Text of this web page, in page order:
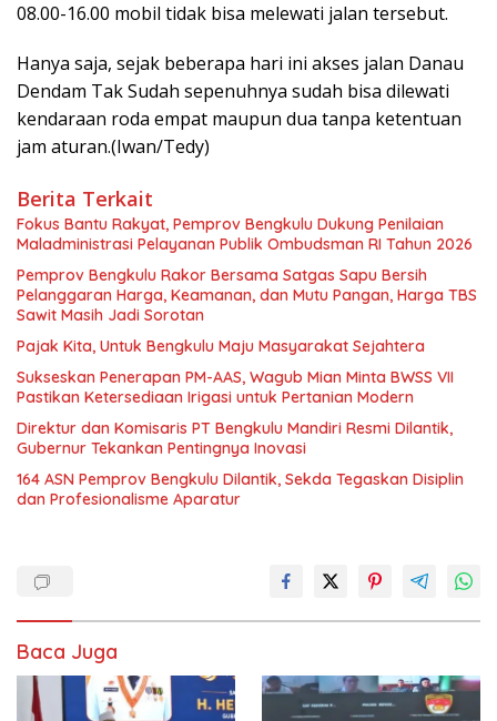
08.00-16.00 mobil tidak bisa melewati jalan tersebut.
Hanya saja, sejak beberapa hari ini akses jalan Danau
Dendam Tak Sudah sepenuhnya sudah bisa dilewati
kendaraan roda empat maupun dua tanpa ketentuan
jam aturan.(Iwan/Tedy)
Berita Terkait
Fokus Bantu Rakyat, Pemprov Bengkulu Dukung Penilaian
Maladministrasi Pelayanan Publik Ombudsman RI Tahun 2026
Pemprov Bengkulu Rakor Bersama Satgas Sapu Bersih
Pelanggaran Harga, Keamanan, dan Mutu Pangan, Harga TBS
Sawit Masih Jadi Sorotan
Pajak Kita, Untuk Bengkulu Maju Masyarakat Sejahtera
Sukseskan Penerapan PM-AAS, Wagub Mian Minta BWSS VII
Pastikan Ketersediaan Irigasi untuk Pertanian Modern
Direktur dan Komisaris PT Bengkulu Mandiri Resmi Dilantik,
Gubernur Tekankan Pentingnya Inovasi
164 ASN Pemprov Bengkulu Dilantik, Sekda Tegaskan Disiplin
dan Profesionalisme Aparatur
Baca Juga